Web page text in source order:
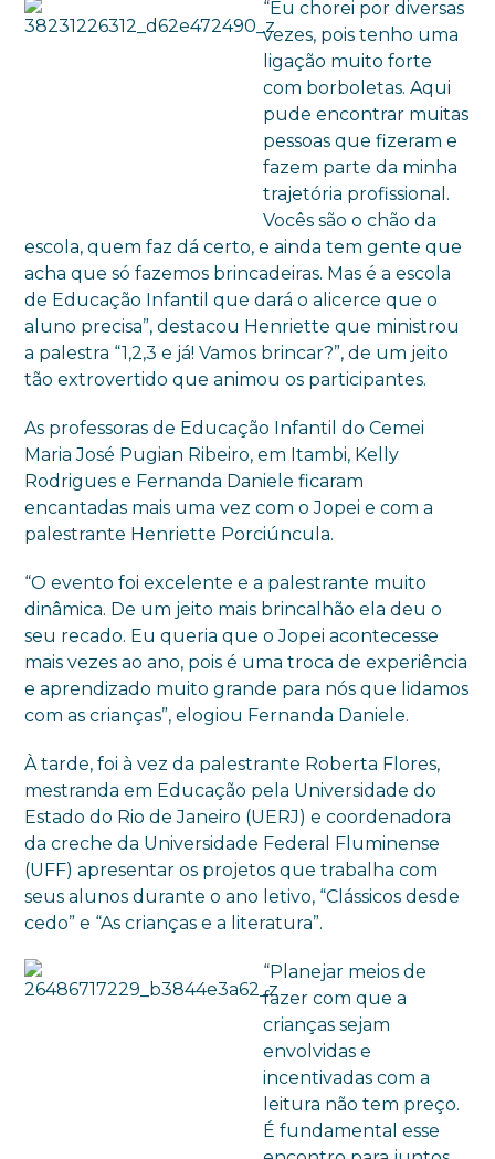
“Eu chorei por diversas
vezes, pois tenho uma
ligação muito forte
com borboletas. Aqui
pude encontrar muitas
pessoas que fizeram e
fazem parte da minha
trajetória profissional.
Vocês são o chão da
escola, quem faz dá certo, e ainda tem gente que
acha que só fazemos brincadeiras. Mas é a escola
de Educação Infantil que dará o alicerce que o
aluno precisa”, destacou Henriette que ministrou
a palestra “1,2,3 e já! Vamos brincar?”, de um jeito
tão extrovertido que animou os participantes.
As professoras de Educação Infantil do Cemei
Maria José Pugian Ribeiro, em Itambi, Kelly
Rodrigues e Fernanda Daniele ficaram
encantadas mais uma vez com o Jopei e com a
palestrante Henriette Porciúncula.
“O evento foi excelente e a palestrante muito
dinâmica. De um jeito mais brincalhão ela deu o
seu recado. Eu queria que o Jopei acontecesse
mais vezes ao ano, pois é uma troca de experiência
e aprendizado muito grande para nós que lidamos
com as crianças”, elogiou Fernanda Daniele.
À tarde, foi à vez da palestrante Roberta Flores,
mestranda em Educação pela Universidade do
Estado do Rio de Janeiro (UERJ) e coordenadora
da creche da Universidade Federal Fluminense
(UFF) apresentar os projetos que trabalha com
seus alunos durante o ano letivo, “Clássicos desde
cedo” e “As crianças e a literatura”.
“Planejar meios de
fazer com que a
crianças sejam
envolvidas e
incentivadas com a
leitura não tem preço.
É fundamental esse